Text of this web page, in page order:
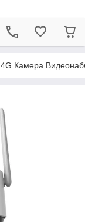
4G Камера